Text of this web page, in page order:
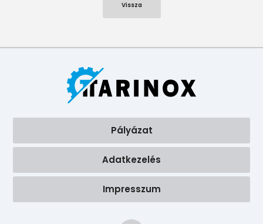
Vissza
Pályázat
Adatkezelés
Impresszum